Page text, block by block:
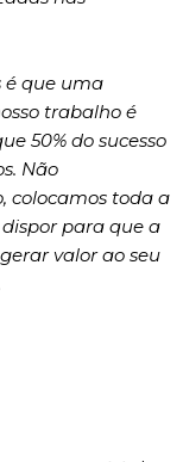
que uma
trabalho é
50% do sucesso
Não
colocamos toda a
dispor para que a
valor ao seu